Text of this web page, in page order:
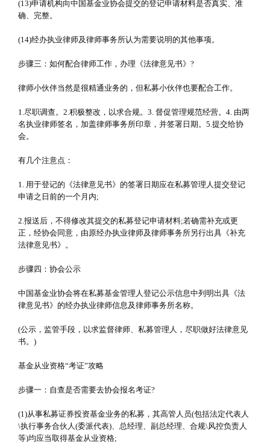
(13)申请机构向中国基金业协会提交的登记申请材料是否真实、准
确、完整。
(14)经办执业律师及律师事务所认为需要说明的其他事项。
步骤三：如何配合律师工作，办理《法律意见书》?
律师小伙伴当然是很精通业务的，但私募小伙伴也要配合工作。
1.尽职调查。2.积极整改，以求合规。3. 督促管理规范经营。4. 由两
名执业律师签名，加盖律师事务所印章，并签署日期。5.提交给协
会。
有几个注意点：
1. 用于登记的《法律意见书》的签署日期应在私募管理人提交登记
申请之日前的一个月内;
2.报送后，不得修改其提交的私募登记申请材料;若确需补充或更
正，经协会同意，由原经办执业律师及律师事务所另行出具《补充
法律意见书》。
步骤四：协会公示
中国基金业协会将在私募基金管理人登记公示信息中列明出具《法
律意见书》的经办执业律师信息及律师事务所名称。
(公示，监管手段，以求监督律师、私募管理人，尽职做好法律意见
书。)
基金从业资格“考证”攻略
步骤一：自查是否需要去协会报名考证?
(1)从事私募证券投资基金业务的私募，其高管人员(包括法定代表人
\执行事务合伙人(委派代表)、总经理、副总经理、合规\风控负责人
等)均应当取得基金从业资格;